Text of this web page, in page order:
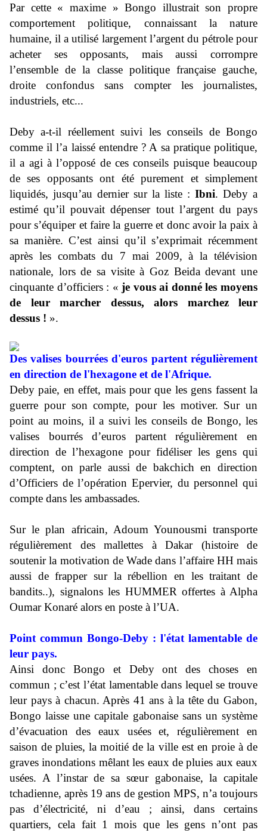
Par cette « maxime » Bongo illustrait son propre
comportement politique, connaissant la nature
humaine, il a utilisé largement l’argent du pétrole pour
acheter ses opposants, mais aussi corrompre
l’ensemble de la classe politique française gauche,
droite confondus sans compter les journalistes,
industriels, etc...
Deby a-t-il réellement suivi les conseils de Bongo
comme il l’a laissé entendre ? A sa pratique politique,
il a agi à l’opposé de ces conseils puisque beaucoup
de ses opposants ont été purement et simplement
liquidés, jusqu’au dernier sur la liste : Ibni. Deby a
estimé qu’il pouvait dépenser tout l’argent du pays
pour s’équiper et faire la guerre et donc avoir la paix à
sa manière. C’est ainsi qu’il s’exprimait récemment
après les combats du 7 mai 2009, à la télévision
nationale, lors de sa visite à Goz Beida devant une
cinquante d’officiers : «je vous ai donné les moyens
de leur marcher dessus, alors marchez leur
dessus ! ».
Des valises bourrées d'euros partent régulièrement
en direction de l'hexagone et de l'Afrique.
Deby paie, en effet, mais pour que les gens fassent la
guerre pour son compte, pour les motiver. Sur un
point au moins, il a suivi les conseils de Bongo, les
valises bourrés d’euros partent régulièrement en
direction de l’hexagone pour fidéliser les gens qui
comptent, on parle aussi de bakchich en direction
d’Officiers de l’opération Epervier, du personnel qui
compte dans les ambassades.
Sur le plan africain, Adoum Younousmi transporte
régulièrement des mallettes à Dakar (histoire de
soutenir la motivation de Wade dans l’affaire HH mais
aussi de frapper sur la rébellion en les traitant de
bandits..), signalons les HUMMER offertes à Alpha
Oumar Konaré alors en poste à l’UA.
Point commun Bongo-Deby : l'état lamentable de
leur pays.
Ainsi donc Bongo et Deby ont des choses en
commun ; c’est l’état lamentable dans lequel se trouve
leur pays à chacun. Après 41 ans à la tête du Gabon,
Bongo laisse une capitale gabonaise sans un système
d’évacuation des eaux usées et, régulièrement en
saison de pluies, la moitié de la ville est en proie à de
graves inondations mêlant les eaux de pluies aux eaux
usées. A l’instar de sa sœur gabonaise, la capitale
tchadienne, après 19 ans de gestion MPS, n’a toujours
pas d’électricité, ni d’eau ; ainsi, dans certains
quartiers, cela fait 1 mois que les gens n’ont pas